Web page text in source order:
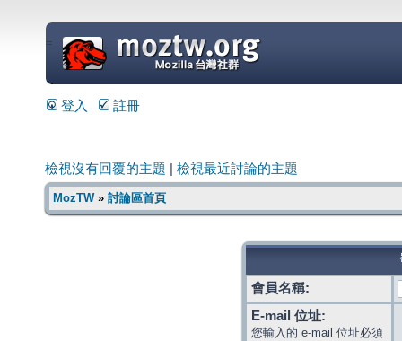
=
登入 註冊
檢視沒有回覆的主題 檢視最近討論的主題
MozTW» 討論區首頁
會員名稱:
E-mail 位址:
您輸入的 e-mail 位址必須